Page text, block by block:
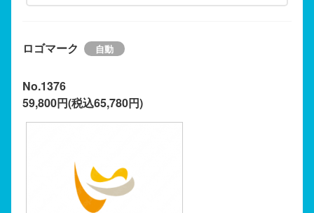
ロゴマーク
No.1376
59,800円(税込65,780円)